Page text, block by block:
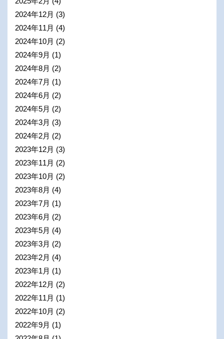
2024年12月 (3)
2024年11月 (4)
2024年10月 (2)
2024年9月 (1)
2024年8月 (2)
2024年7月 (1)
2024年6月 (2)
2024年5月 (2)
2024年3月 (3)
2024年2月 (2)
2023年12月 (3)
2023年11月 (2)
2023年10月 (2)
2023年8月 (4)
2023年7月 (1)
2023年6月 (2)
2023年5月 (4)
2023年3月 (2)
2023年2月 (4)
2023年1月 (1)
2022年12月 (2)
2022年11月 (1)
2022年10月 (2)
2022年9月 (1)